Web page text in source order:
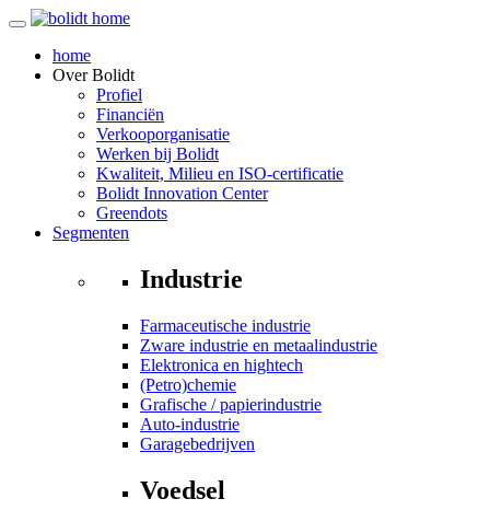
home
OverBolidt
Profiel
Financiën
Verkooporganisatie
Werken bij Bolidt
Kwaliteit, Milieu en ISO-certificatie
Bolidt Innovation Center
Greendots
Segmenten
Industrie
Farmaceutische industrie
Zware industrie en metaalindustrie
Elektronica en hightech
(Petro)chemie
Grafische / papierindustrie
Auto-industrie
Garagebedrijven
Voedsel